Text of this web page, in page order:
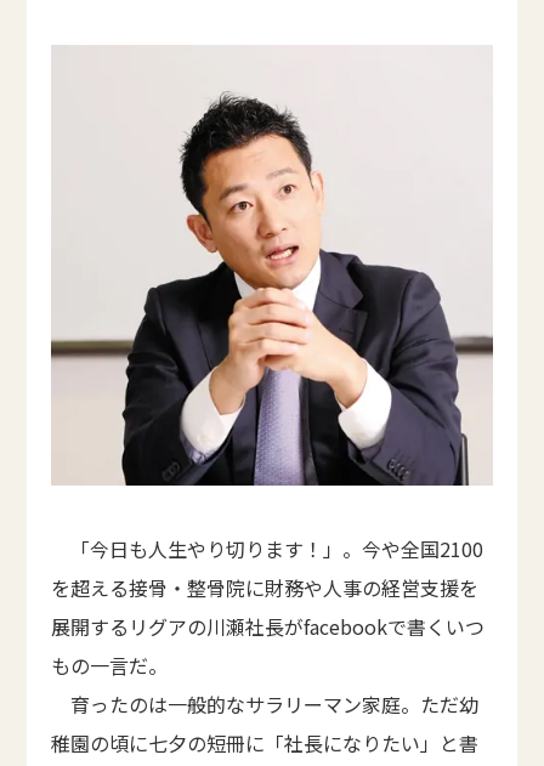
「今日も人生やり切ります！」。今や全国2100
を超える接骨・整骨院に財務や人事の経営支援を
展開するリグアの川瀬社長がfacebookで書くいつ
もの一言だ。
育ったのは一般的なサラリーマン家庭。ただ幼
稚園の頃に七夕の短冊に「社長になりたい」と書